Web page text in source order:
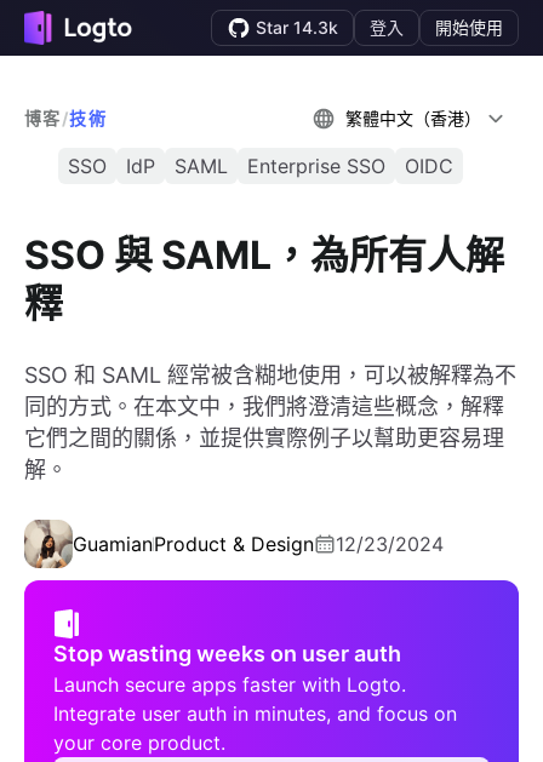
Star 14.3k 登入 開始使用
博客/技術 繁體中文（香港）
SSO IdP SAML Enterprise SSO OIDC
SSO 與 SAML，為所有人解
釋
SSO 和 SAML 經常被含糊地使用，可以被解釋為不
同的方式。在本文中，我們將澄清這些概念，解釋
它們之間的關係，並提供實際例子以幫助更容易理
解。
GuamianProduct & Design 12/23/2024
Stop wasting weeks on user auth
Launch secure apps faster with Logto.
Integrate user auth in minutes, and focus on
your core product.